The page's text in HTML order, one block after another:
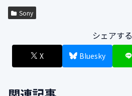
Sony
シェアする
X Bluesky